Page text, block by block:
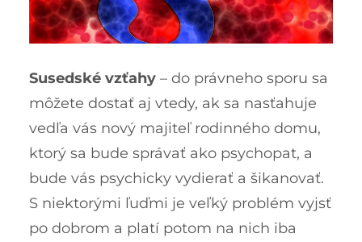
Susedské vzťahy – do právneho sporu sa
môžete dostať aj vtedy, ak sa nasťahuje
vedľa vás nový majiteľ rodinného domu,
ktorý sa bude správať ako psychopat, a
bude vás psychicky vydierať a šikanovať.
S niektorými ľuďmi je veľký problém vyjsť
po dobrom a platí potom na nich iba